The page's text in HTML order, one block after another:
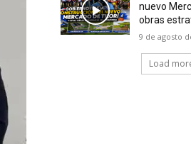
nuevo
obras
9 de agosto
Load